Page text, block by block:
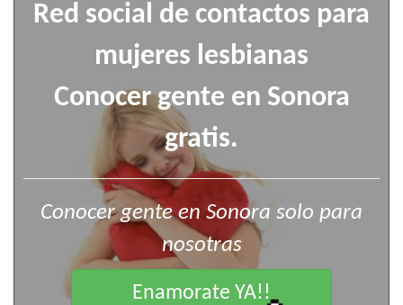
Red social de contactos para
mujeres lesbianas
Conocer gente en Sonora
gratis.
Conocer gente en Sonora solo para
nosotras
Enamorate YA!!